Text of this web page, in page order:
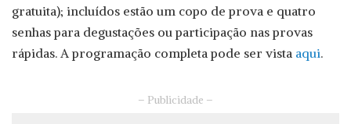
gratuita); incluídos estão um copo de prova e quatro
senhas para degustações ou participação nas provas
rápidas. A programação completa pode ser vista aqui.
– Publicidade –